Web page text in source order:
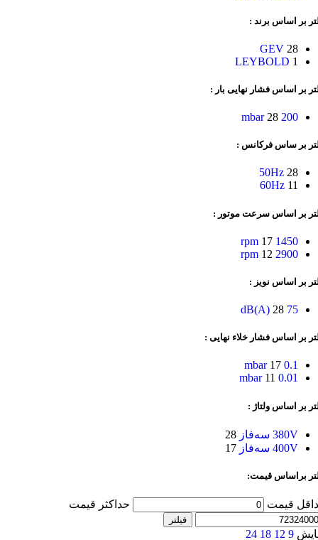
بر اساس برند :
GEV 28
LEYBOLD 1
بر اساس فشار نهایی بار :
200 mbar
28
بر ساس فرکانس :
50Hz 28
60Hz 11
بر اساس سرعت موتور :
1450 rpm
17
2900 rpm
12
بر اساس نویز :
75 dB(A)
28
بر اساس فشار خلاء نهایی :
0.1 mbar
17
0.01 mbar
11
بر اساس ولتاژ :
380V سه‌فاز
28
400V سه‌فاز
17
براساس قیمت:
قیمت حداکثر قیمت
فیلتر
9
12
18
24